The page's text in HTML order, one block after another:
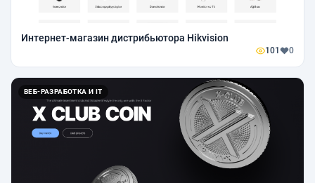
Интернет-магазин дистрибьютора Hikvision
101 0
ВЕБ-РАЗРАБОТКА И IT